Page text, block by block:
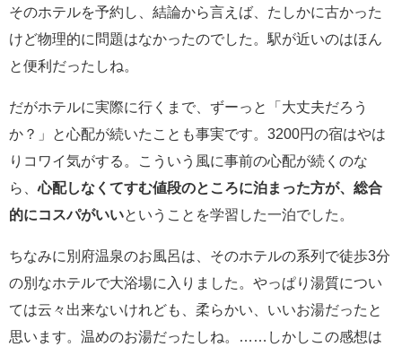
そのホテルを予約し、結論から言えば、たしかに古かった
けど物理的に問題はなかったのでした。駅が近いのはほん
と便利だったしね。
だがホテルに実際に行くまで、ずーっと「大丈夫だろう
か？」と心配が続いたことも事実です。3200円の宿はやは
りコワイ気がする。こういう風に事前の心配が続くのな
ら、心配しなくてすむ値段のところに泊まった方が、総合
的にコスパがいいということを学習した一泊でした。
ちなみに別府温泉のお風呂は、そのホテルの系列で徒歩3分
の別なホテルで大浴場に入りました。やっぱり湯質につい
ては云々出来ないけれども、柔らかい、いいお湯だったと
思います。温めのお湯だったしね。……しかしこの感想は